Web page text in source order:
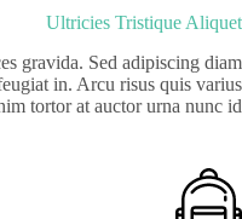
Ultricies Tristique Aliquet
gravida. Sed adipiscing diam
in. Arcu risus quis varius
tortor at auctor urna nunc id.